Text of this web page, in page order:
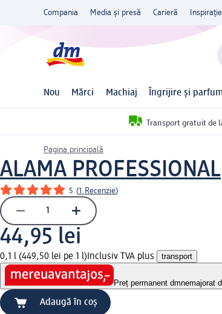
Compania Media și presă Carieră
Nou Mărci Machiaj Îngrijire și
Transport gratuit de
Pagina principală
ALAMA PROFESSIONAL
5 (1 Recenzie)
44,95 lei
0,1 l (449,50 lei pe 1 l) Inclusiv TVA plus transport
Preț permanent dmnemajorat
Adaugă în coș